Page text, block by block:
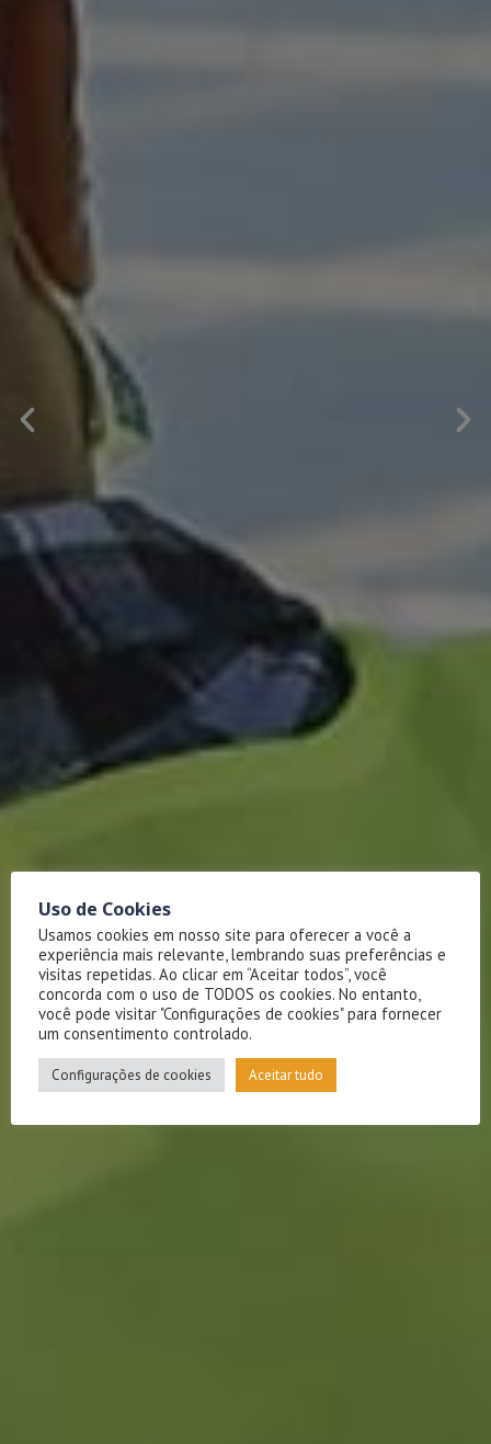
Uso de Cookies
Usamos cookies em nosso site para oferecer a você a
experiência mais relevante, lembrando suas preferências e
visitas repetidas. Ao clicar em “Aceitar todos”, você
concorda com o uso de TODOS os cookies. No entanto,
você pode visitar "Configurações de cookies" para fornecer
um consentimento controlado.
Configurações de cookies Aceitar tudo